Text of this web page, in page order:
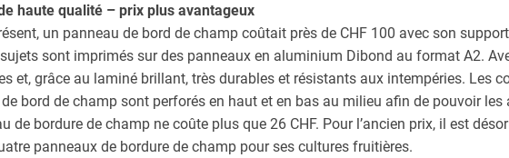
haute qualité – prix plus avantageux
un panneau de bord de champ coûtait près de CHF 100 avec son
sont imprimés sur des panneaux en aluminium Dibond au format A2.
et, grâce au laminé brillant, très durables et résistants aux intempéries. Les
bord de champ sont perforés en haut et en bas au milieu afin de pouvoir
de bordure de champ ne coûte plus que 26 CHF. Pour l’ancien prix, il est
panneaux de bordure de champ pour ses cultures fruitières.